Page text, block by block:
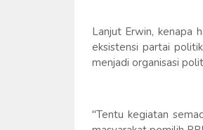
Lanjut Erwin, kenapa
eksistensi partai
menjadi organisasi
"Tentu kegiatan